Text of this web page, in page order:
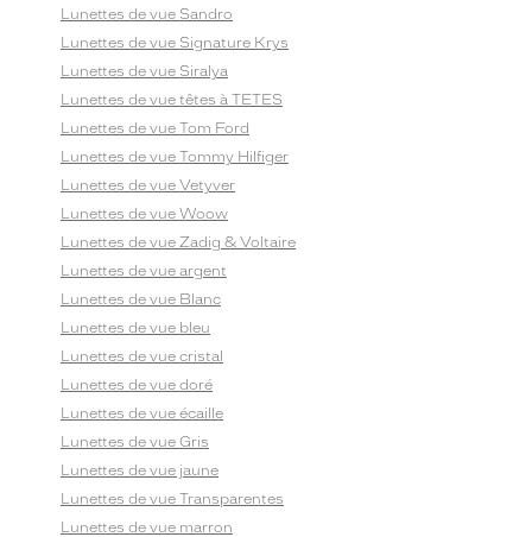
Lunettes de vue Sandro
Lunettes de vue Signature Krys
Lunettes de vue Siralya
Lunettes de vue têtes à TETES
Lunettes de vue Tom Ford
Lunettes de vue Tommy Hilfiger
Lunettes de vue Vetyver
Lunettes de vue Woow
Lunettes de vue Zadig & Voltaire
Lunettes de vue argent
Lunettes de vue Blanc
Lunettes de vue bleu
Lunettes de vue cristal
Lunettes de vue doré
Lunettes de vue écaille
Lunettes de vue Gris
Lunettes de vue jaune
Lunettes de vue Transparentes
Lunettes de vue marron